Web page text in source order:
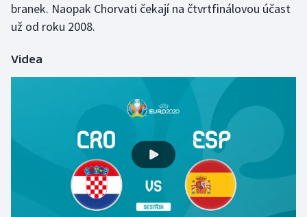
Lyže a snowboard
Plážový volejbal
branek. Naopak Chorvati čekají na čtvrtfinálovou účast
už od roku 2008.
Videa